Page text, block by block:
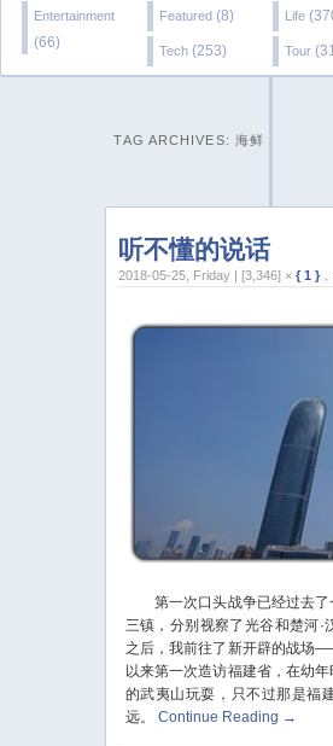
Entertainment
(66)
Featured (8) Life
Tech (253) Tour
TAG ARCHIVES: 海鲜
听不懂的说话
2018-05-25, Friday | [3,346] ×{ 1 }
第一次口头战争已经过去了
三镇，分别视察了光谷和楚河
之后，我前往了新开辟的战场
以来第一次造访福建省，在幼
的武夷山玩耍，只不过那是福
远。
Continue Reading →